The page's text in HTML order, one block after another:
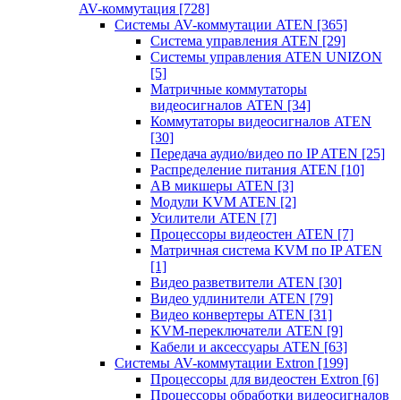
AV-коммутация [728]
Системы AV-коммутации ATEN [365]
Система управления ATEN [29]
Системы управления ATEN UNIZON
[5]
Матричные коммутаторы
видеосигналов ATEN [34]
Коммутаторы видеосигналов ATEN
[30]
Передача аудио/видео по IP ATEN [25]
Распределение питания ATEN [10]
АВ микшеры ATEN [3]
Модули KVM ATEN [2]
Усилители ATEN [7]
Процессоры видеостен ATEN [7]
Матричная система KVM по IP ATEN
[1]
Видео разветвители ATEN [30]
Видео удлинители ATEN [79]
Видео конвертеры ATEN [31]
KVM-переключатели ATEN [9]
Кабели и аксессуары ATEN [63]
Системы AV-коммутации Extron [199]
Процессоры для видеостен Extron [6]
Процессоры обработки видеосигналов